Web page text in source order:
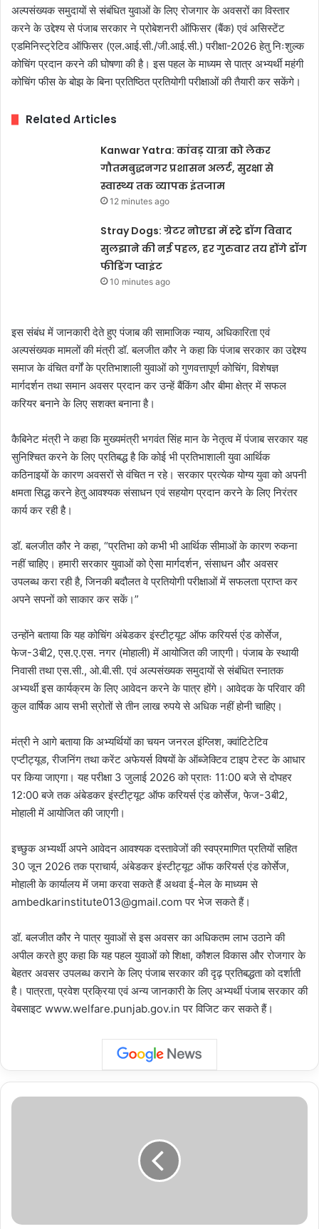
अल्पसंख्यक समुदायों से संबंधित युवाओं के लिए रोजगार के अवसरों का विस्तार
करने के उद्देश्य से पंजाब सरकार ने प्रोबेशनरी ऑफिसर (बैंक) एवं असिस्टेंट
एडमिनिस्ट्रेटिव ऑफिसर (एल.आई.सी./जी.आई.सी.) परीक्षा-2026 हेतु निःशुल्क
कोचिंग प्रदान करने की घोषणा की है। इस पहल के माध्यम से पात्र अभ्यर्थी महंगी
कोचिंग फीस के बोझ के बिना प्रतिष्ठित प्रतियोगी परीक्षाओं की तैयारी कर सकेंगे।
Related Articles
Kanwar Yatra: कांवड़ यात्रा को लेकर
गौतमबुद्धनगर प्रशासन अलर्ट, सुरक्षा से
स्वास्थ्य तक व्यापक इंतजाम
12 minutes ago
Stray Dogs: ग्रेटर नोएडा में स्ट्रे डॉग विवाद
सुलझाने की नई पहल, हर गुरुवार तय होंगे डॉग
फीडिंग प्वाइंट
10 minutes ago
इस संबंध में जानकारी देते हुए पंजाब की सामाजिक न्याय, अधिकारिता एवं
अल्पसंख्यक मामलों की मंत्री डॉ. बलजीत कौर ने कहा कि पंजाब सरकार का उद्देश्य
समाज के वंचित वर्गों के प्रतिभाशाली युवाओं को गुणवत्तापूर्ण कोचिंग, विशेषज्ञ
मार्गदर्शन तथा समान अवसर प्रदान कर उन्हें बैंकिंग और बीमा क्षेत्र में सफल
करियर बनाने के लिए सशक्त बनाना है।
कैबिनेट मंत्री ने कहा कि मुख्यमंत्री भगवंत सिंह मान के नेतृत्व में पंजाब सरकार यह
सुनिश्चित करने के लिए प्रतिबद्ध है कि कोई भी प्रतिभाशाली युवा आर्थिक
कठिनाइयों के कारण अवसरों से वंचित न रहे। सरकार प्रत्येक योग्य युवा को अपनी
क्षमता सिद्ध करने हेतु आवश्यक संसाधन एवं सहयोग प्रदान करने के लिए निरंतर
कार्य कर रही है।
डॉ. बलजीत कौर ने कहा, “प्रतिभा को कभी भी आर्थिक सीमाओं के कारण रुकना
नहीं चाहिए। हमारी सरकार युवाओं को ऐसा मार्गदर्शन, संसाधन और अवसर
उपलब्ध करा रही है, जिनकी बदौलत वे प्रतियोगी परीक्षाओं में सफलता प्राप्त कर
अपने सपनों को साकार कर सकें।”
उन्होंने बताया कि यह कोचिंग अंबेडकर इंस्टीट्यूट ऑफ करियर्स एंड कोर्सेज,
फेज-3बी2, एस.ए.एस. नगर (मोहाली) में आयोजित की जाएगी। पंजाब के स्थायी
निवासी तथा एस.सी., ओ.बी.सी. एवं अल्पसंख्यक समुदायों से संबंधित स्नातक
अभ्यर्थी इस कार्यक्रम के लिए आवेदन करने के पात्र होंगे। आवेदक के परिवार की
कुल वार्षिक आय सभी स्रोतों से तीन लाख रुपये से अधिक नहीं होनी चाहिए।
मंत्री ने आगे बताया कि अभ्यर्थियों का चयन जनरल इंग्लिश, क्वांटिटेटिव
एप्टीट्यूड, रीजनिंग तथा करेंट अफेयर्स विषयों के ऑब्जेक्टिव टाइप टेस्ट के आधार
पर किया जाएगा। यह परीक्षा 3 जुलाई 2026 को प्रातः 11:00 बजे से दोपहर
12:00 बजे तक अंबेडकर इंस्टीट्यूट ऑफ करियर्स एंड कोर्सेज, फेज-3बी2,
मोहाली में आयोजित की जाएगी।
इच्छुक अभ्यर्थी अपने आवेदन आवश्यक दस्तावेजों की स्वप्रमाणित प्रतियों सहित
30 जून 2026 तक प्राचार्य, अंबेडकर इंस्टीट्यूट ऑफ करियर्स एंड कोर्सेज,
मोहाली के कार्यालय में जमा करवा सकते हैं अथवा ई-मेल के माध्यम से
ambedkarinstitute013@gmail.com पर भेज सकते हैं।
डॉ. बलजीत कौर ने पात्र युवाओं से इस अवसर का अधिकतम लाभ उठाने की
अपील करते हुए कहा कि यह पहल युवाओं को शिक्षा, कौशल विकास और रोजगार के
बेहतर अवसर उपलब्ध कराने के लिए पंजाब सरकार की दृढ़ प्रतिबद्धता को दर्शाती
है। पात्रता, प्रवेश प्रक्रिया एवं अन्य जानकारी के लिए अभ्यर्थी पंजाब सरकार की
वेबसाइट www.welfare.punjab.gov.in पर विजिट कर सकते हैं।
BJP
प्रदर्शनी